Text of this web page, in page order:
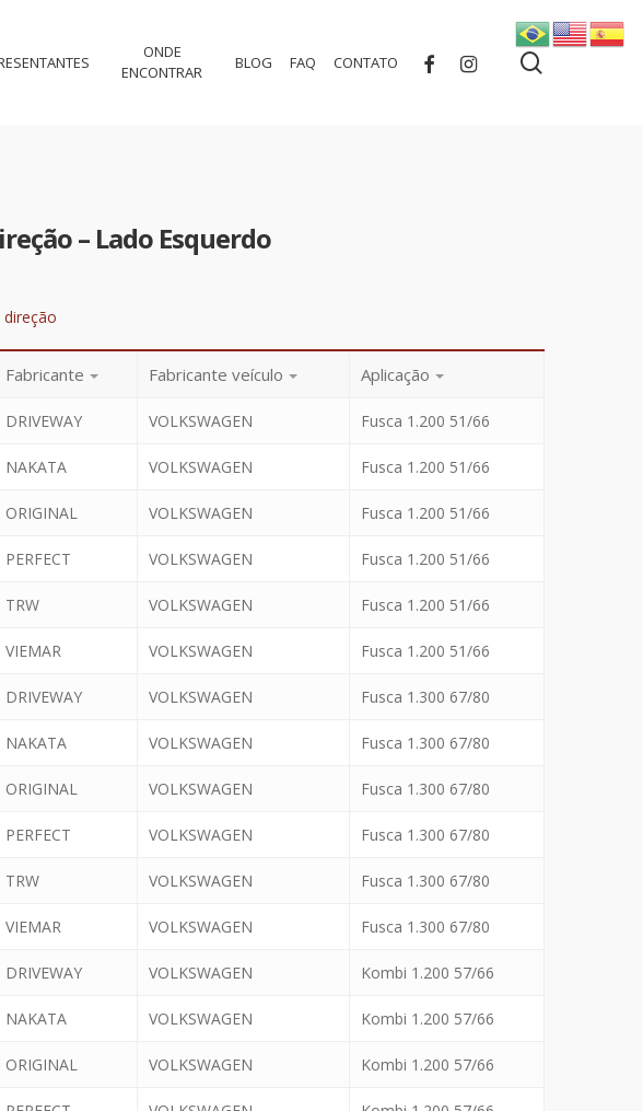
ONDE
ENCONTRAR
BLOG FAQ CONTATO FACEBOOKINSTAGRAM
– Lado Esquerdo
Fabricante Fabricante veículo Aplicação
DRIVEWAY VOLKSWAGEN Fusca 1.200 51/66
NAKATA VOLKSWAGEN Fusca 1.200 51/66
ORIGINAL VOLKSWAGEN Fusca 1.200 51/66
PERFECT VOLKSWAGEN Fusca 1.200 51/66
TRW VOLKSWAGEN Fusca 1.200 51/66
VIEMAR VOLKSWAGEN Fusca 1.200 51/66
DRIVEWAY VOLKSWAGEN Fusca 1.300 67/80
NAKATA VOLKSWAGEN Fusca 1.300 67/80
ORIGINAL VOLKSWAGEN Fusca 1.300 67/80
PERFECT VOLKSWAGEN Fusca 1.300 67/80
TRW VOLKSWAGEN Fusca 1.300 67/80
VIEMAR VOLKSWAGEN Fusca 1.300 67/80
DRIVEWAY VOLKSWAGEN Kombi 1.200 57/66
NAKATA VOLKSWAGEN Kombi 1.200 57/66
ORIGINAL VOLKSWAGEN Kombi 1.200 57/66